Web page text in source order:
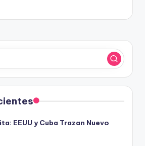
EEUU y Cuba Trazan Nuevo